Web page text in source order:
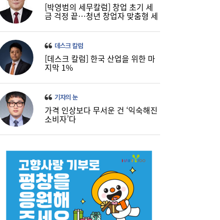
[박영범의 세무칼럼] 창업 초기 세
금 걱정 끝…청년 창업자 맞춤형 세
데스크 칼럼
[데스크 칼럼] 한국 산업을 위한 마
지막 1%
기자의 눈
가격 인상보다 무서운 건 ‘익숙해진
소비자’다